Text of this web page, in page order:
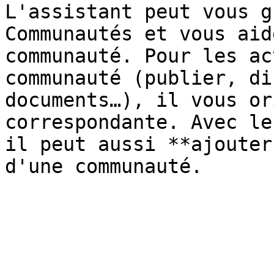
L'assistant peut vous
Communautés et vous
communauté. Pour les
communauté (publier,
documents…), il vous
correspondante. Avec
il peut aussi **ajouter